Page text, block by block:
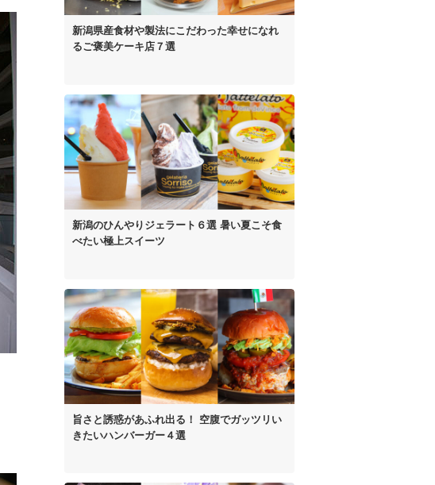
新潟県産食材や製法にこだわった幸せになれ
るご褒美ケーキ店７選
新潟のひんやりジェラート６選 暑い夏こそ食
べたい極上スイーツ
旨さと誘惑があふれ出る！ 空腹でガッツリい
きたいハンバーガー４選